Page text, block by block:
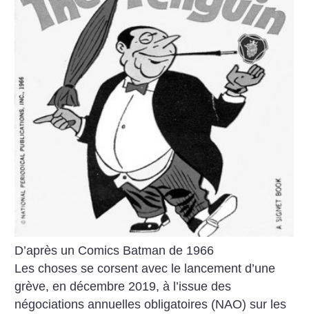
D’après un Comics Batman de 1966
Les choses se corsent avec le lancement d’une
grève, en décembre 2019, à l’issue des
négociations annuelles obligatoires (NAO) sur les